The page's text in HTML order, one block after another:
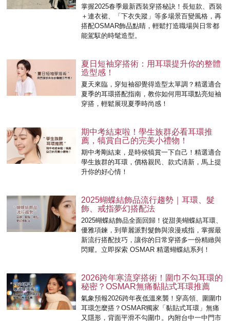
掌握2025春季最新西裝穿搭秘訣！長短款、西裝
＋連衣裙、「下衣失蹤」等多場景百變風格，再
搭配OSMAR飾品點睛，輕鬆打造職場與日常都
能駕馭的時髦造型。
夏日短袖穿搭術：用耳環提升你的整體
造型感！
夏天來臨，穿短袖卻覺得造型太單調？精選適合
夏季的耳環搭配指南，教你如何用耳環點亮短袖
穿搭，輕鬆展現夏季時尚感！
期中考結束啦！學生族群必看耳環推
薦，犒賞自己的完美小禮物！
期中考剛結束，是時候犒賞一下自己！精選適合
學生族群的耳環，價格親民、款式清新，馬上提
升你的好心情！
2025蝴蝶結飾品流行趨勢｜耳環、髮
飾、戒指夢幻搭配法
2025蝴蝶結飾品全面回歸！從甜美蝴蝶結耳環、
優雅項鍊，到華麗派對髮飾與浪漫戒指，掌握最
新流行搭配技巧，讓你的日常穿搭多一份精緻與
閃耀。立即探索 OSMAR 精選蝴蝶結系列！
2026跨年寒流穿搭術！圍巾不勾耳環的
秘密？OSMAR無痛黏貼式耳環推薦
氣象預報2026跨年夜低溫來襲！穿高領、圍圍巾
耳環怎麼搭？OSMAR獨家「黏貼式耳環」無痛
又隱形，背面平滑不勾圍巾。內附台中一中門市